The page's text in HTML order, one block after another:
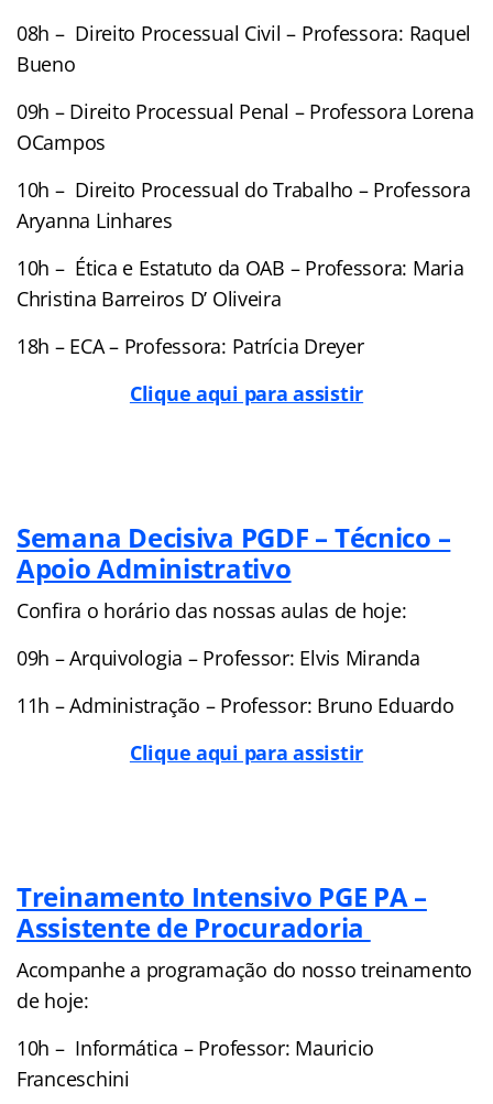
08h – Direito Processual Civil – Professora: Raquel
Bueno
09h – Direito Processual Penal – Professora Lorena
OCampos
10h – Direito Processual do Trabalho – Professora
Aryanna Linhares
10h – Ética e Estatuto da OAB – Professora: Maria
Christina Barreiros D’ Oliveira
18h – ECA – Professora: Patrícia Dreyer
Clique aqui para assistir
Semana Decisiva PGDF – Técnico –
Apoio Administrativo
Confira o horário das nossas aulas de hoje:
09h – Arquivologia – Professor: Elvis Miranda
11h – Administração – Professor: Bruno Eduardo
Clique aqui para assistir
Treinamento Intensivo PGE PA –
Assistente de Procuradoria
Acompanhe a programação do nosso treinamento
de hoje:
10h – Informática – Professor: Mauricio
Franceschini